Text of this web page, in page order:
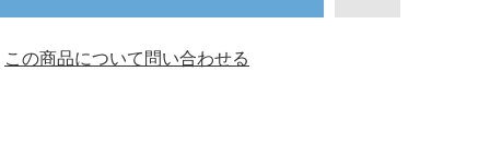
この商品について問い合わせる